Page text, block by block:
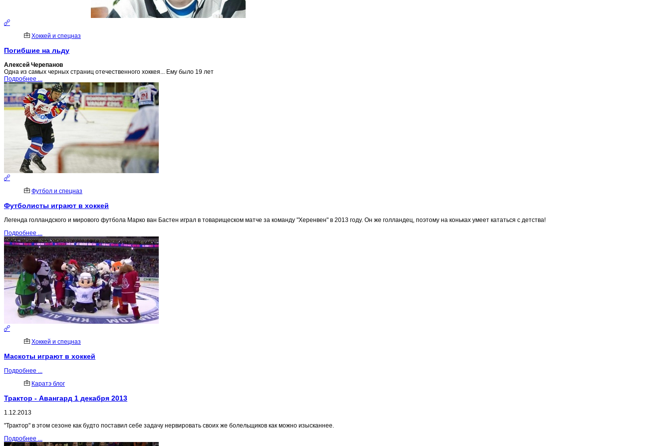
Хоккей и спецназ
Погибшие на льду
Алексей Черепанов
Одна из самых черных страниц отечественного хоккея... Ему было 19 лет
Подробнее ...
Футбол и спецназ
Футболисты играют в хоккей
Легенда голландского и мирового футбола Марко ван Бастен играл в товарищеском матче за команду "Херенвен" в 2013 году. Он же голландец, поэтому на коньках умеет кататься с детства!
Подробнее ...
Хоккей и спецназ
Маскоты играют в хоккей
Подробнее ...
Каратэ блог
Трактор - Авангард 1 декабря 2013
1.12.2013
"Трактор" в этом сезоне как будто поставил себе задачу нервировать своих же болельщиков как можно изысканнее.
Подробнее ...